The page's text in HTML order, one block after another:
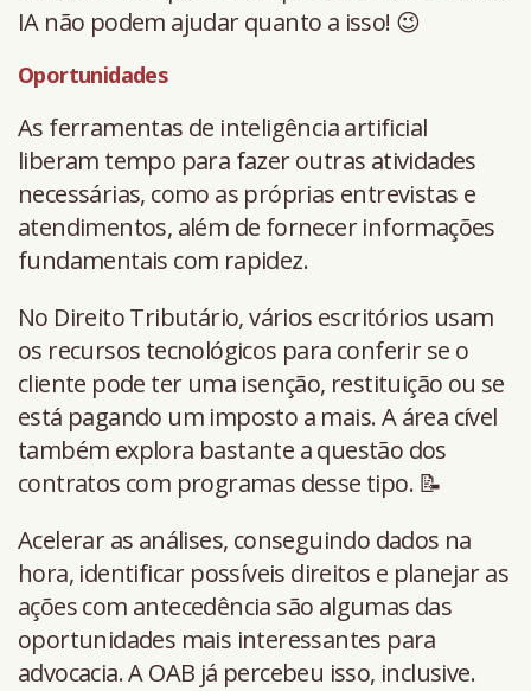
IA não podem ajudar quanto a isso! 😉
Oportunidades
As ferramentas de inteligência artificial
liberam tempo para fazer outras atividades
necessárias, como as próprias entrevistas e
atendimentos, além de fornecer informações
fundamentais com rapidez.
No Direito Tributário, vários escritórios usam
os recursos tecnológicos para conferir se o
cliente pode ter uma isenção, restituição ou se
está pagando um imposto a mais. A área cível
também explora bastante a questão dos
contratos com programas desse tipo. 📝
Acelerar as análises, conseguindo dados na
hora, identificar possíveis direitos e planejar as
ações com antecedência são algumas das
oportunidades mais interessantes para
advocacia. A OAB já percebeu isso, inclusive.